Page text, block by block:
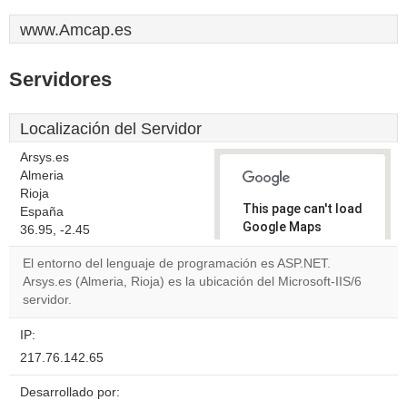
www.Amcap.es
Servidores
Localización del Servidor
Arsys.es
Almeria
Rioja
España
36.95, -2.45
This page can't load
Google Maps
correctly.
Do you
El entorno del lenguaje de programación es ASP.NET.
Arsys.es (Almeria, Rioja) es la ubicación del Microsoft-IIS/6
servidor.
IP:
217.76.142.65
Desarrollado por: